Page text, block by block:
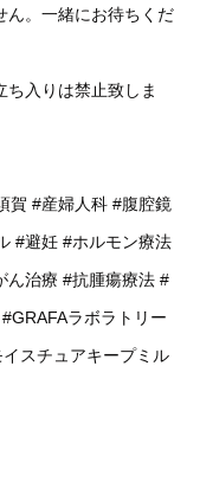
ん。一緒にお待ちくだ
入りは禁止致しま
賀 #産婦人科 #腹腔鏡
#避妊 #ホルモン療法
ん治療 #抗腫瘍療法 #
#GRAFAラボラトリー
スチュアキープミル